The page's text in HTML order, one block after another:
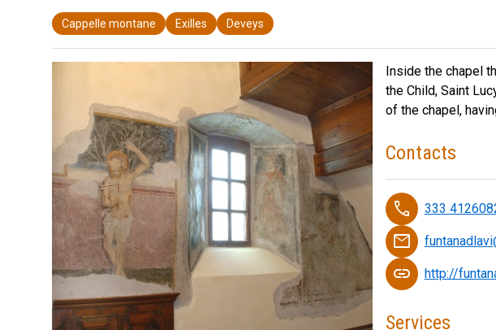
Cappelle montane Exilles Deveys
Inside the chapel
the Child, Saint
of the chapel,
Contacts
phone 333
email
link http://
Services